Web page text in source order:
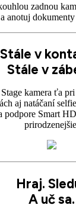
zadnou
anotuj
Stále v
Stále v
kamera ťa
aj natáčaní
podpore Smart
Hraj.
A uč sa.